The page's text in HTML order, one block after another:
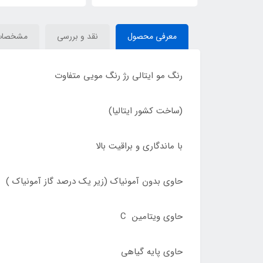
معرفی محصول نقد و بررسی
رنگ مو ایتالی رژ رنگ مویی متفاوت
(ساخت کشور ایتالیا)
با ماندگاری و براقیت بالا
حاوی بدون آمونیاک (زیر یک درصد گاز آمونیاک )
حاوی ویتامین C
حاوی پایه گیاهی